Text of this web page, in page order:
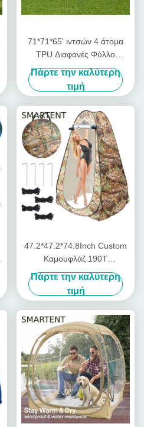
71*71*65' ιντσών 4 άτομα
TPU Διαφανές Φύλλο
Φύλακα Γρήγορη ρύθμιση
Αδιάβροχη Προστασία UV
Pop Up Αθλητική σκηνή
Πάρτε την καλύτερη
τιμή
47.2*47.2*74.8Inch Custom
Καμουφλάζ 190T
Πολυεστέρα Pop Up
προσωπικές σκηνές με
υπεριώδη προστασία
Αδιάβροχο σχέδιο
Πάρτε την καλύτερη
τιμή